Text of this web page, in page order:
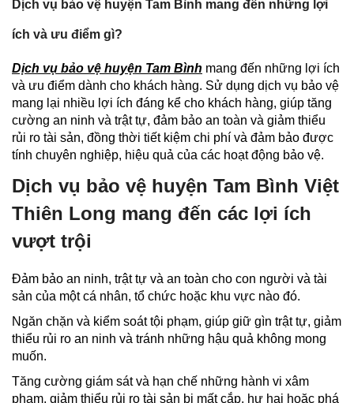
Dịch vụ bảo vệ huyện Tam Bình mang đến những lợi
ích và ưu điểm gì?
Dịch vụ bảo vệ huyện Tam Bình mang đến những lợi ích
và ưu điểm dành cho khách hàng. Sử dụng dịch vụ bảo vệ
mang lại nhiều lợi ích đáng kể cho khách hàng, giúp tăng
cường an ninh và trật tự, đảm bảo an toàn và giảm thiểu
rủi ro tài sản, đồng thời tiết kiệm chi phí và đảm bảo được
tính chuyên nghiệp, hiệu quả của các hoạt động bảo vệ.
Dịch vụ bảo vệ huyện Tam Bình Việt
Thiên Long mang đến các lợi ích
vượt trội
Đảm bảo an ninh, trật tự và an toàn cho con người và tài
sản của một cá nhân, tổ chức hoặc khu vực nào đó.
Ngăn chặn và kiểm soát tội phạm, giúp giữ gìn trật tự, giảm
thiểu rủi ro an ninh và tránh những hậu quả không mong
muốn.
Tăng cường giám sát và hạn chế những hành vi xâm
phạm, giảm thiểu rủi ro tài sản bị mất cắp, hư hại hoặc phá